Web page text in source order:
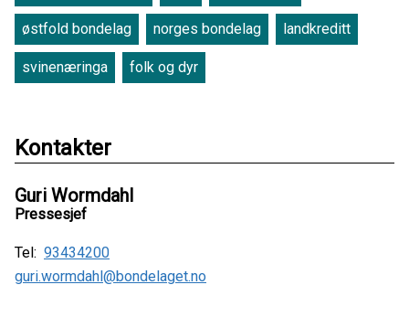
østfold bondelag norges bondelag landkreditt
svinenæringa folk og dyr
Kontakter
Guri Wormdahl
Pressesjef
Tel: 93434200
guri.wormdahl@bondelaget.no